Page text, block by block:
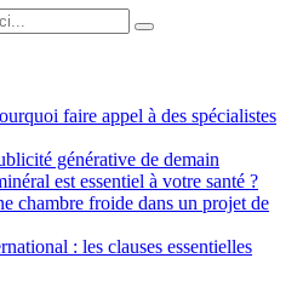
faire appel à des spécialistes
générative de demain
est essentiel à votre santé ?
chambre froide dans un projet de
: les clauses essentielles